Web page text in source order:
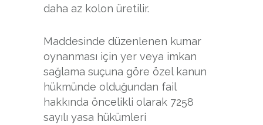
daha az kolon üretilir.
Maddesinde düzenlenen kumar
oynanması için yer veya imkan
sağlama suçuna göre özel kanun
hükmünde olduğundan fail
hakkında öncelikli olarak 7258
sayılı yasa hükümleri